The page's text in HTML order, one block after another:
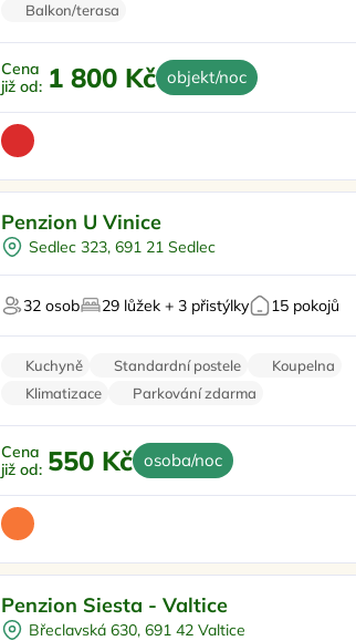
Balkon/terasa
Cena
již od: 1 800 Kč objekt/noc
Vodní sporty
Pro cyklisty
Pro milovníky vína
Penzion U Vinice
Sedlec 323, 691 21 Sedlec
32 osob 29 lůžek + 3 přistýlky 15 pokojů
Kuchyně Standardní postele
Koupelna
Klimatizace
Parkování zdarma
Cena
již od: 550 Kč osoba/noc
Venkovní bazén
Penzion Siesta - Valtice
Břeclavská 630, 691 42 Valtice